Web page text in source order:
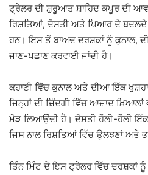
ਟ੍ਰੇਲਰ ਦੀ ਸ਼ੁਰੂਆਤ ਸ਼ਾਹਿਦ ਕਪੂਰ ਦੀ
ਰਿਸ਼ਤਿਆਂ, ਦੋਸਤੀ ਅਤੇ ਪਿਆਰ ਦੇ ਬਦਲਦੇ
ਹਨ। ਇਸ ਤੋਂ ਬਾਅਦ ਦਰਸ਼ਕਾਂ ਨੂੰ ਕੁਨਾਲ,
ਜਾਣ-ਪਛਾਣ ਕਰਵਾਈ ਜਾਂਦੀ ਹੈ।
ਕਹਾਣੀ ਵਿੱਚ ਕੁਨਾਲ ਅਤੇ ਦੀਆ ਇੱਕ
ਜਿਨ੍ਹਾਂ ਦੀ ਜ਼ਿੰਦਗੀ ਵਿੱਚ ਆਜ਼ਾਦ
ਮੋੜ ਲਿਆਉਂਦੀ ਹੈ। ਦੋਸਤੀ ਹੌਲੀ-ਹੌਲੀ
ਜਿਸ ਨਾਲ ਰਿਸ਼ਤਿਆਂ ਵਿੱਚ ਉਲਝਣਾਂ ਅਤੇ
ਤਿੰਨ ਮਿੰਟ ਦੇ ਇਸ ਟ੍ਰੇਲਰ ਵਿੱਚ ਦਰਸ਼ਕਾਂ ਨੂੰ